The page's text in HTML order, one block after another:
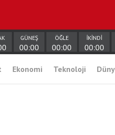
GÜNEŞ
00:00
ÖĞLE
00:00
İKİNDİ
00:00
Ekonomi Teknoloji